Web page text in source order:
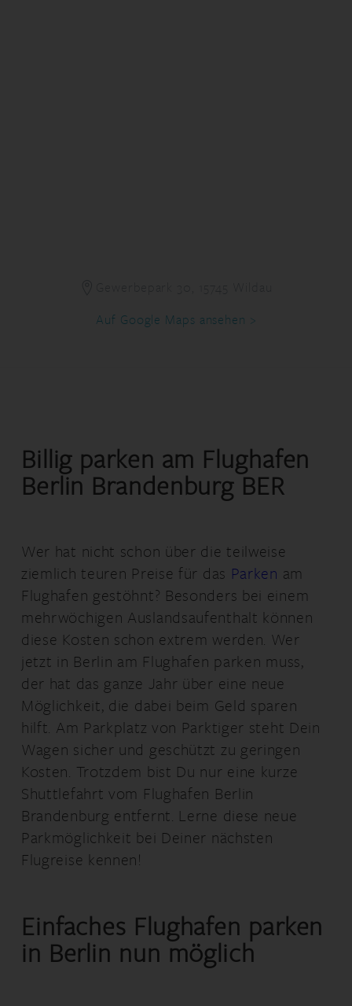
Auf Google Maps ansehen >
Billig parken am Flughafen
Berlin Brandenburg BER
Wer hat nicht schon über die teilweise
ziemlich teuren Preise für das Parken am
Flughafen gestöhnt? Besonders bei einem
mehrwöchigen Auslandsaufenthalt können
diese Kosten schon extrem werden. Wer
jetzt in Berlin am Flughafen parken muss,
der hat das ganze Jahr über eine neue
Möglichkeit, die dabei beim Geld sparen
hilft. Am Parkplatz von Parktiger steht Dein
Wagen sicher und geschützt zu geringen
Kosten. Trotzdem bist Du nur eine kurze
Shuttlefahrt vom Flughafen Berlin
Brandenburg entfernt. Lerne diese neue
Parkmöglichkeit bei Deiner nächsten
Flugreise kennen!
Einfaches Flughafen parken
in Berlin nun möglich